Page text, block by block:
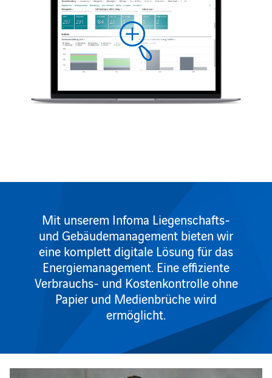
Mit unserem Infoma Liegenschafts-
und Gebäudemanagement bieten wir
eine komplett digitale Lösung für das
Energiemanagement. Eine effiziente
Verbrauchs- und Kostenkontrolle ohne
Papier und Medienbrüche wird
ermöglicht.